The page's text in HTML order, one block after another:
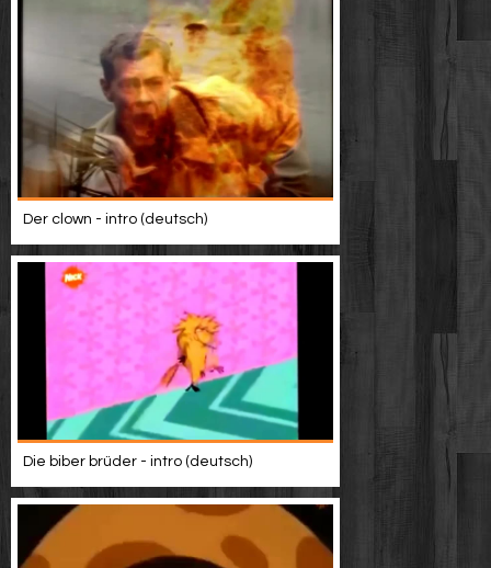
Der clown - intro (deutsch)
Die biber brüder - intro (deutsch)